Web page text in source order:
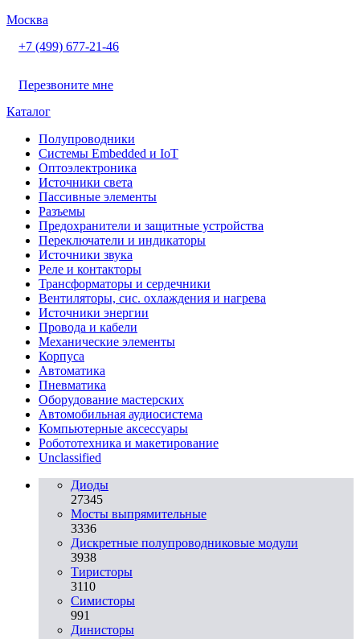
Москва
+7 (499) 677-21-46
Перезвоните мне
Каталог
Полупроводники
Системы Embedded и IoT
Oптоэлектроника
Источники света
Пассивные элементы
Разъeмы
Предохранители и защитные устройства
Переключатели и индикаторы
Источники звука
Реле и контакторы
Трансформаторы и сердечники
Вентиляторы, сис. охлаждения и нагрева
Источники энергии
Провода и кабели
Механические элементы
Корпуса
Автоматика
Пневматика
Оборудование мастерских
Автомобильная аудиосистема
Компьютерные аксессуары
Робототехника и макетирование
Unclassified
Диоды
27345
Мосты выпрямительные
3336
Дискретные полупроводниковые модули
3938
Тиристоры
3110
Симисторы
991
Динисторы